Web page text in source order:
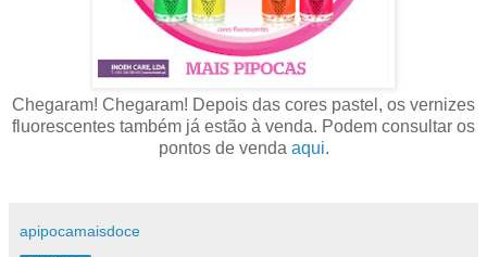
Chegaram! Chegaram! Depois das cores pastel, os vernizes
fluorescentes também já estão à venda. Podem consultar os
pontos de venda aqui.
apipocamaisdoce